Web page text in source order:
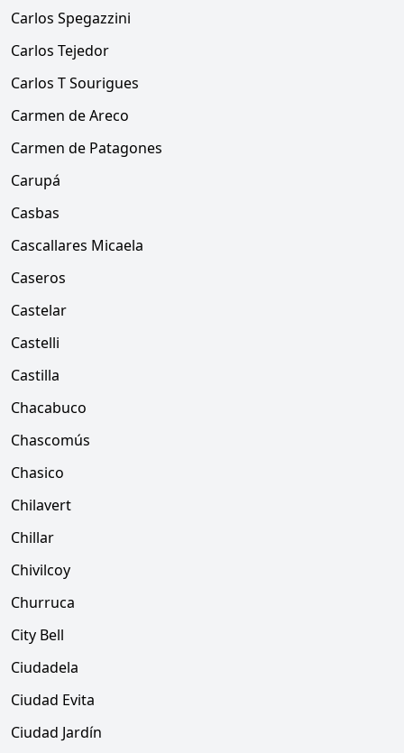
Carlos Spegazzini
Carlos Tejedor
Carlos T Sourigues
Carmen de Areco
Carmen de Patagones
Carupá
Casbas
Cascallares Micaela
Caseros
Castelar
Castelli
Castilla
Chacabuco
Chascomús
Chasico
Chilavert
Chillar
Chivilcoy
Churruca
City Bell
Ciudadela
Ciudad Evita
Ciudad Jardín